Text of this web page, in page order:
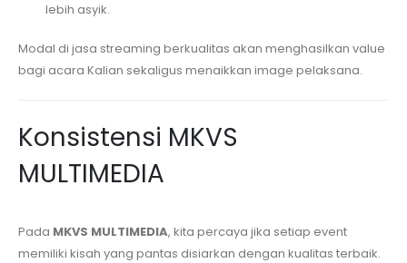
lebih asyik.
Modal di jasa streaming berkualitas akan menghasilkan value
bagi acara Kalian sekaligus menaikkan image pelaksana.
Konsistensi MKVS
MULTIMEDIA
Pada MKVS MULTIMEDIA, kita percaya jika setiap event
memiliki kisah yang pantas disiarkan dengan kualitas terbaik.